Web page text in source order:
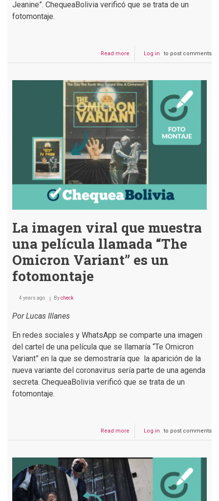
Jeanine”. ChequeaBolivia verificó que se trata de un
fotomontaje.
Read more
La
Carolina
Ribera
donde
pide
para
Áñez
es
un
fotomontaje
Log in to post comments
La imagen viral que muestra
una película llamada “The
Omicron Variant” es un
fotomontaje
4 years ago Bycheck
Por Lucas Illanes
En redes sociales y WhatsApp se comparte una imagen
del cartel de una película que se llamaría “Te Omicron
Variant” en la que se demostraría que la aparición de la
nueva variante del coronavirus sería parte de una agenda
secreta. ChequeaBolivia verificó que se trata de un
fotomontaje.
Read more
La
muestra
una
película
llamada
Log in to post comments